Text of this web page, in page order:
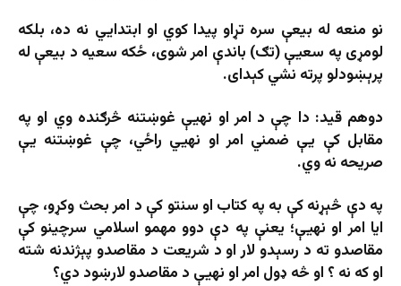
نو منعه له بیعې سره تړاو پیدا کوي او ابتدايي نه ده، بلکه
لومړی په سعیې (تګ) باندې امر شوی، ځکه سعیه د بیعې له
پرېښودلو پرته نشي کېدای.
دوهم قید: دا چې د امر او نهیې غوښتنه څرګنده وي او په
مقابل کې یې ضمني امر او نهيي راځي، چې غوښتنه یې
صریحه نه وي.
په دې څېړنه کې به په کتاب او سنتو کې د امر بحث وکړو، چې
ایا امر او نهیې؛ یعنې په دې دوو مهمو اسلامي سرچینو کې
مقاصدو ته د رسېدو لار او د شریعت د مقاصدو پېژندنه شته
او که نه ؟ او څه ډول امر او نهیې د مقاصدو لارښود دي؟